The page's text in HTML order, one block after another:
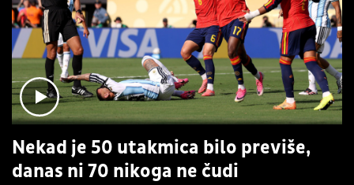
Nekad je 50 utakmica bilo previše,
danas ni 70 nikoga ne čudi